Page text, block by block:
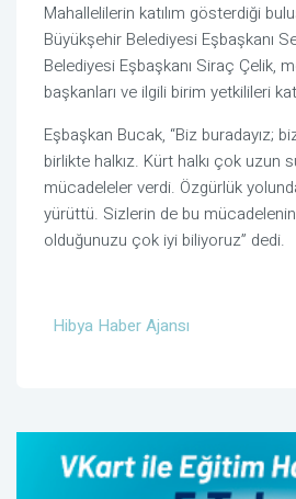
Mahallelilerin katılım gösterdiği
Büyükşehir Belediyesi Eşbaşkanı
Belediyesi Eşbaşkanı Siraç Çelik,
başkanları ve ilgili birim yetkilileri
Eşbaşkan Bucak, “Biz buradayız;
birlikte halkız. Kürt halkı çok uzun
mücadeleler verdi. Özgürlük
yürüttü. Sizlerin de bu
olduğunuzu çok iyi biliyoruz” dedi.
Hibya Haber Ajansı